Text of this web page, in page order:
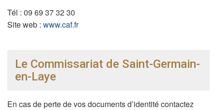
Tél : 09 69 37 32 30
Site web : www.caf.fr
Le Commissariat de Saint-Germain-
en-Laye
En cas de perte de vos documents d’identité contactez